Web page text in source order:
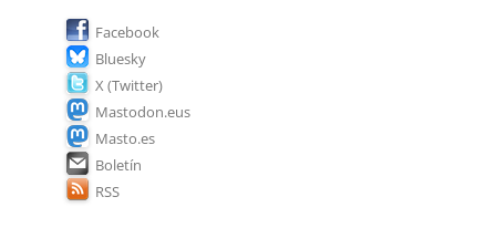
Facebook
Bluesky
X (Twitter)
Mastodon.eus
Masto.es
Boletín
RSS